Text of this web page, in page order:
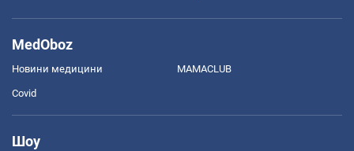
MedOboz
Новини медицини MAMACLUB
Covid
Шоу